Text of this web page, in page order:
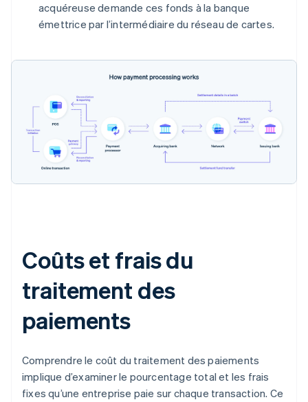
acquéreuse demande ces fonds à la banque
émettrice par l’intermédiaire du réseau de cartes.
Coûts et frais du
traitement des
paiements
Comprendre le coût du traitement des paiements
implique d’examiner le pourcentage total et les frais
fixes qu’une entreprise paie sur chaque transaction. Ce